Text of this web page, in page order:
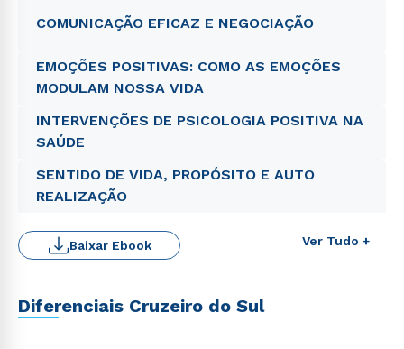
COMUNICAÇÃO EFICAZ E NEGOCIAÇÃO
EMOÇÕES POSITIVAS: COMO AS EMOÇÕES
MODULAM NOSSA VIDA
INTERVENÇÕES DE PSICOLOGIA POSITIVA NA
SAÚDE
SENTIDO DE VIDA, PROPÓSITO E AUTO
REALIZAÇÃO
Ver Tudo +
Baixar Ebook
Diferenciais Cruzeiro do Sul